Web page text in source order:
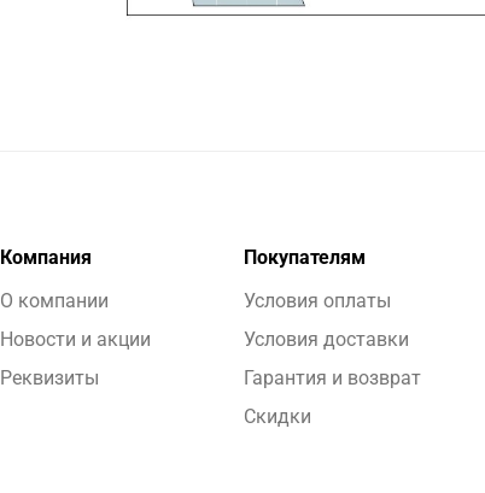
Компания
О компании
Новости и акции
Реквизиты
Покупателям
Условия оплаты
Условия доставки
Гарантия и возврат
Скидки